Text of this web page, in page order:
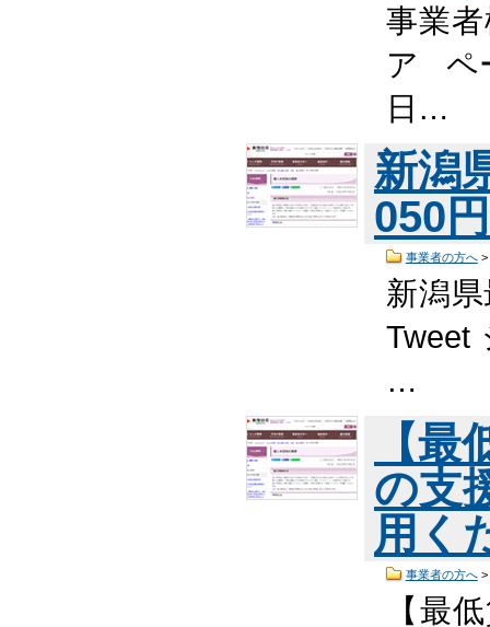
事業
ア ペ
日…
新潟
050
事業者の方へ>
新潟
…
【
の支
用く
事業者の方へ>
【最